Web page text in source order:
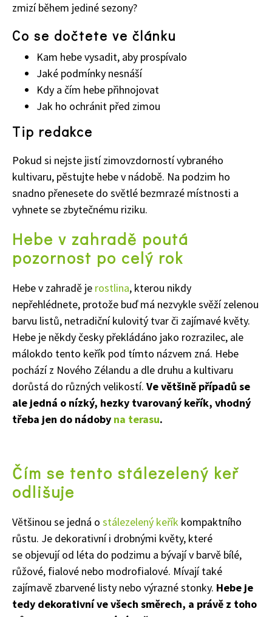
zmizí během jediné sezony?
Co se dočtete ve článku
Kam hebe vysadit, aby prospívalo
Jaké podmínky nesnáší
Kdy a čím hebe přihnojovat
Jak ho ochránit před zimou
Tip redakce
Pokud si nejste jistí zimovzdorností vybraného
kultivaru, pěstujte hebe v nádobě. Na podzim ho
snadno přenesete do světlé bezmrazé místnosti a
vyhnete se zbytečnému riziku.
Hebe v zahradě poutá
pozornost po celý rok
Hebe v zahradě je rostlina, kterou nikdy
nepřehlédnete, protože buď má nezvykle svěží zelenou
barvu listů, netradiční kulovitý tvar či zajímavé květy.
Hebe je někdy česky překládáno jako rozrazilec, ale
málokdo tento keřík pod tímto názvem zná. Hebe
pochází z Nového Zélandu a dle druhu a kultivaru
dorůstá do různých velikostí. Ve většině případů se
ale jedná o nízký, hezky tvarovaný keřík, vhodný
třeba jen do nádoby na terasu.
Čím se tento stálezelený keř
odlišuje
Většinou se jedná o stálezelený keřík kompaktního
růstu. Je dekorativní i drobnými květy, které
se objevují od léta do podzimu a bývají v barvě bílé,
růžové, fialové nebo modrofialové. Mívají také
zajímavě zbarvené listy nebo výrazné stonky. Hebe je
tedy dekorativní ve všech směrech, a právě z toho